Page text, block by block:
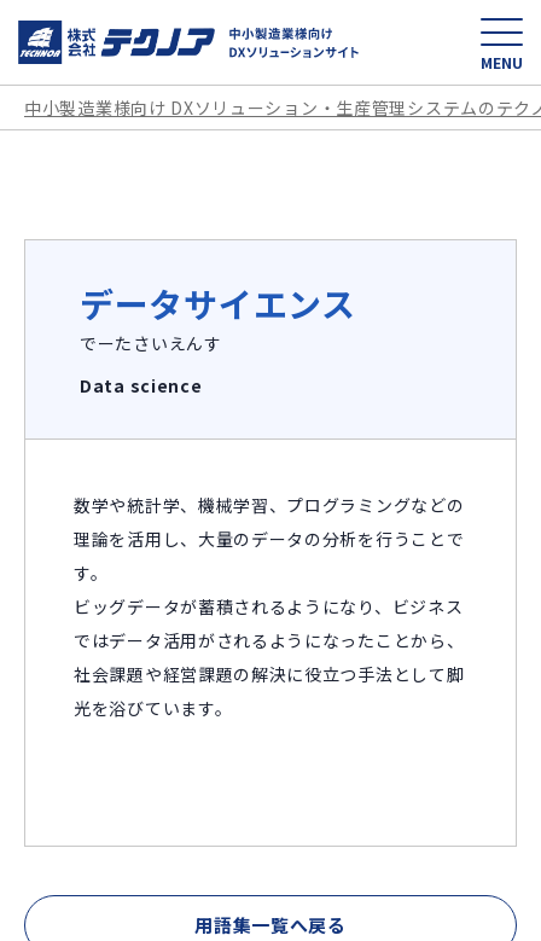
中小製造業様向け
MENU
中小製造業様向け DXソリューション・生産管理システムのテク
データサイエンス
でーたさいえんす
Data science
数学や統計学、機械学習、プログラミングなどの
理論を活用し、大量のデータの分析を行うことで
す。
ビッグデータが蓄積されるようになり、ビジネス
ではデータ活用がされるようになったことから、
社会課題や経営課題の解決に役立つ手法として脚
光を浴びています。
用語集一覧へ戻る